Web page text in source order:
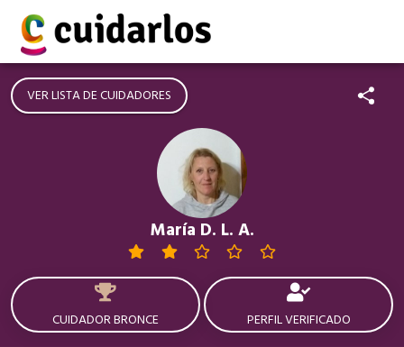
VER LISTA DE CUIDADORES
María D. L. A.
CUIDADOR BRONCE PERFIL VERIFICADO